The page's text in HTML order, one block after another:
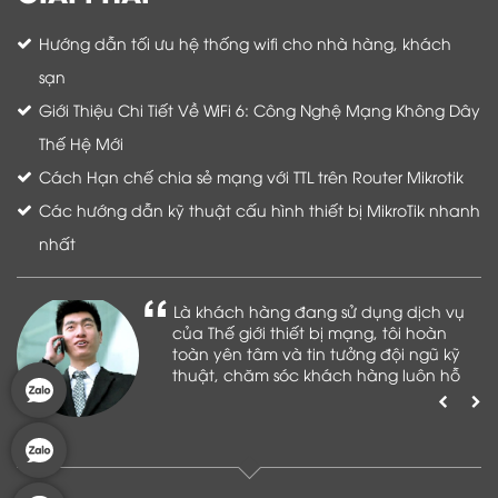
Hướng dẫn tối ưu hệ thống wifi cho nhà hàng, khách
sạn
Giới Thiệu Chi Tiết Về WiFi 6: Công Nghệ Mạng Không Dây
Thế Hệ Mới
Cách Hạn chế chia sẻ mạng với TTL trên Router Mikrotik
Các hướng dẫn kỹ thuật cấu hình thiết bị MikroTik nhanh
nhất
Là khách hàng đang sử dụng dịch vụ
của Thế giới thiết bị mạng, tôi hoàn
toàn yên tâm và tin tưởng đội ngũ kỹ
thuật, chăm sóc khách hàng luôn hỗ